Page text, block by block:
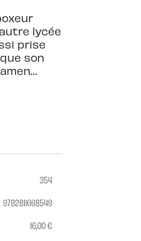
lycée
prise
son
354
9782811668549
16,00 €